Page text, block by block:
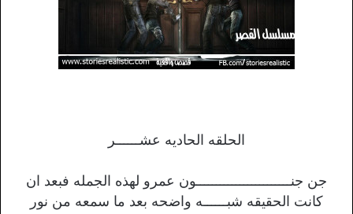
الحلقه الحاديه عشــــــر
جن جنــــــــــــــــــــــــون عمرو لهذه الجمله فبعد ان
كانت الحقيقه شبــــــه واضحه بعد ما سمعه من نور